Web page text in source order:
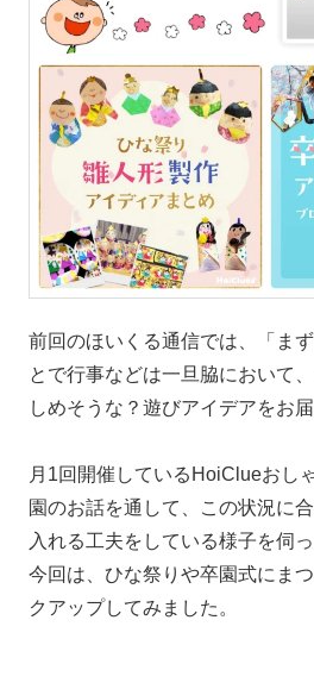
前回のほいくる通信では、「ま
とで行事などは一旦脇において
しめそうな？遊びアイデアをお
月1回開催しているHoiClueおし
園のお話を通して、この状況に
入れる工夫をしている様子を伺
今回は、ひな祭りや卒園式にま
クアップしてみました。